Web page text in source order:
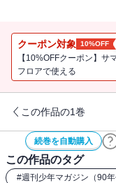
クーポン対象 10%OFF
【10%OFFクーポン】
フロアで使える
この作品の1巻
続巻を自動購入
この作品のタグ
#週刊少年マガジン（90年